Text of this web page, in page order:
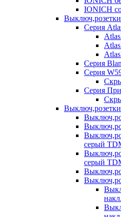
IONICH
Серия
Серия
Серия
Серия
серый
серый